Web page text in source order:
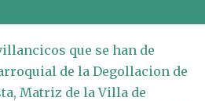
que se han de
de la Degollacion de
Matriz de la Villa de